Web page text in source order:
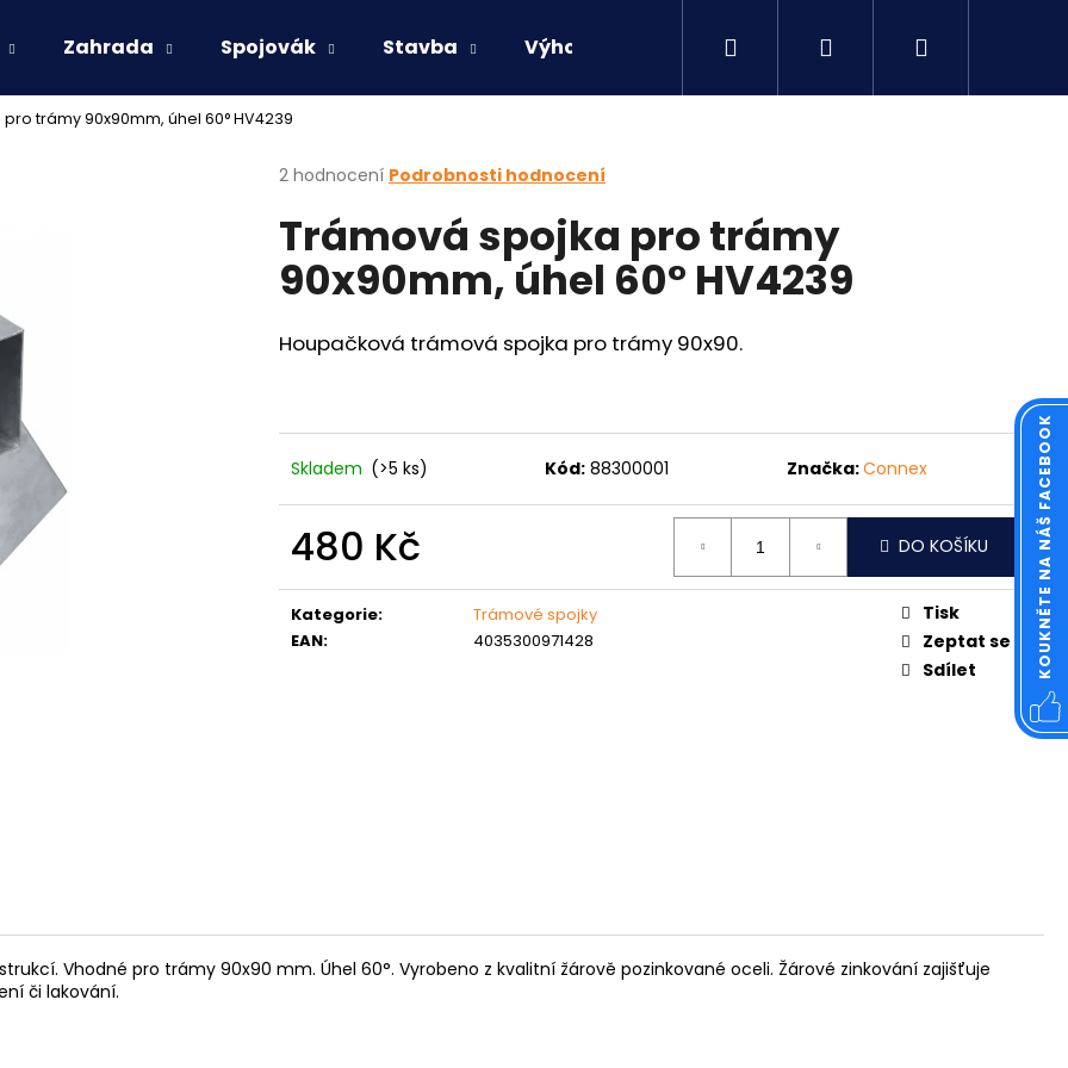
Zahrada Spojovák Stavba Výhodné sety Kontakty Přihlášení
trámy 90x90mm, úhel 60° HV4239
Průměrné
produktu
3,0
z
hvězdiček.
2 hodnocení Podrobnosti hodnocení
Trámová spojka pro trámy
90x90mm, úhel 60° HV4239
Houpačková trámová spojka pro trámy 90x90.
Skladem (>5 ks) Kód: 88300001 Značka:Connex
480 Kč
cena:
DO KOŠÍKU
Kategorie:
Trámové spojky
EAN: 4035300971428
Tisk
Zeptat se
Sdílet
Vhodné pro trámy 90x90 mm. Úhel 60°. Vyrobeno z kvalitní žárově pozinkované oceli. Žárové zinkování zajišťuje
či lakování.
Co potřebujete najít?
HLEDAT
Následující
MATICE ŠESTIHRANNÁ PRODLOUŽENÁ
PODLOŽKA PÉROVÁ ČTVERCOVÁ NEREZ
KOUKNĚTE NA NÁŠ FACEBOOK